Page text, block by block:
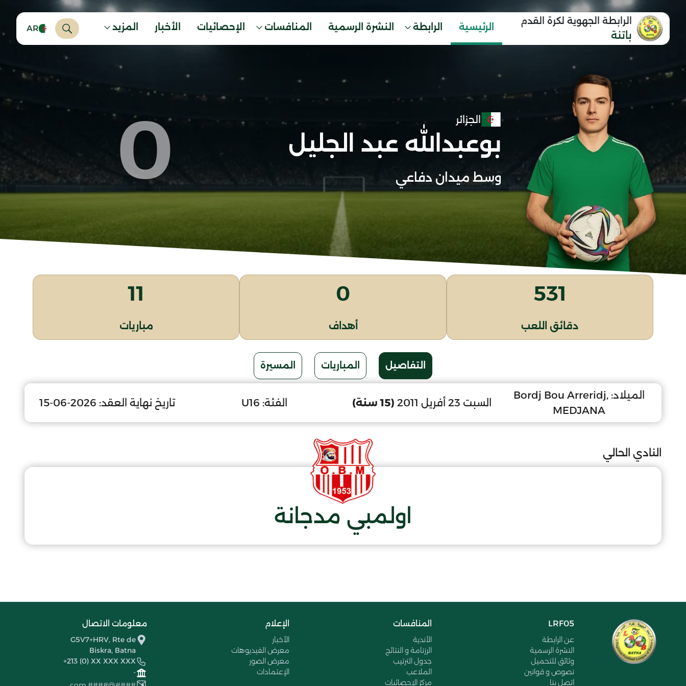
الرابطة الجهوية لكرة القدم
باتنة
الرئيسية الرابطة النشرة الرسمية المنافسات الإحصائيات الأخبار المزيد AR
الجزائر
بوعبدالله عبد الجليل
وسط ميدان دفاعي 0
531
دقائق اللعب
0
أهداف
11
مباريات
التفاصيل المباريات المسيرة
الميلاد: Bordj Bou Arreridj,
MEDJANA
السبت 23 أفريل 2011 (15 سنة) الفئة: U16 تاريخ نهاية العقد: 2026-06-15
النادي الحالي
اولمبي مدجانة
LRF05
عن الرابطة
النشرة الرسمية
وثائق للتحميل
نصوص و قوانين
اتصل بنا
المنافسات
الأندية
الرزنامة و النتائج
جدول الترتيب
الملاعب
مركز الإحصائيات
الإعلام
الأخبار
معرض الفيديوهات
معرض الصور
الإعتمادات
معلومات الاتصال
G5V7+HRV, Rte de
Biskra, Batna
+213 (0) XX XXX XXX
-